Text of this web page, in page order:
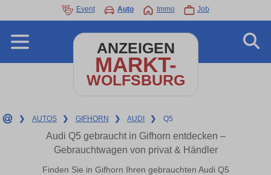
Event Auto Immo Job
ANZEIGEN
MARKT-
WOLFSBURG
❯ AUTOS ❯ GIFHORN ❯ AUDI ❯ Q5
Audi Q5 gebraucht in Gifhorn entdecken –
Gebrauchtwagen von privat & Händler
Finden Sie in Gifhorn Ihren gebrauchten Audi Q5